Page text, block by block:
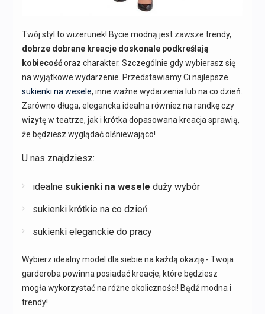
Twój styl to wizerunek! Bycie modną jest zawsze trendy,
dobrze dobrane kreacje doskonale podkreślają
kobiecośćoraz charakter. Szczególnie gdy wybierasz się
na wyjątkowe wydarzenie. Przedstawiamy Ci najlepsze
sukienki na wesele, inne ważne wydarzenia lub na co dzień.
Zarówno długa, elegancka idealna również na randkę czy
wizytę w teatrze, jak i krótka dopasowana kreacja sprawią,
że będziesz wyglądać olśniewająco!
U nas znajdziesz:
idealne sukienki na wesele duży wybór
sukienki krótkie na co dzień
sukienki eleganckie do pracy
Wybierz idealny model dla siebie na każdą okazję - Twoja
garderoba powinna posiadać kreacje, które będziesz
mogła wykorzystać na różne okoliczności! Bądź modna i
trendy!